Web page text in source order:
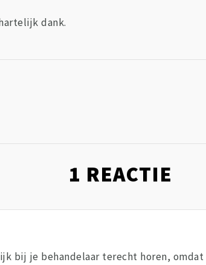
dank.
1 REACTIE
bij je behandelaar terecht horen,